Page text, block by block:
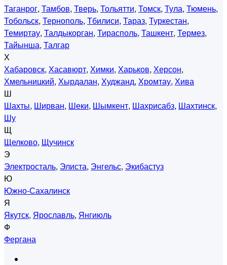
Таганрог, Тамбов, Тверь, Тольятти, Томск, Тула, Тюмень,
Тобольск, Тернополь, Тбилиси, Тараз, Туркестан,
Темиртау, Талдыкорган, Тирасполь, Ташкент, Термез,
Тайынша, Талгар
Х
Хабаровск, Хасавюрт, Химки, Харьков, Херсон,
Хмельницкий, Хырдалан, Худжанд, Хромтау, Хива
Ш
Шахты, Ширван, Шеки, Шымкент, Шахрисабз, Шахтинск,
Шу
Щ
Щелково, Щучинск
Э
Электросталь, Элиста, Энгельс, Экибастуз
Ю
Южно-Сахалинск
Я
Якутск, Ярославль, Янгиюль
Ф
Фергана